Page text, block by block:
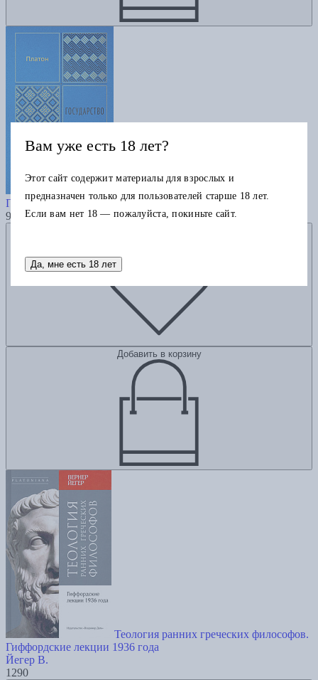
Платон
990
Добавить в корзину
Теология ранних греческих философов.
Гиффордские лекции 1936 года
Йегер В.
1290
Вам уже есть 18 лет?
Этот сайт содержит материалы для взрослых и
предназначен только для пользователей старше 18 лет.
Если вам нет 18 — пожалуйста, покиньте сайт.
Да, мне есть 18 лет